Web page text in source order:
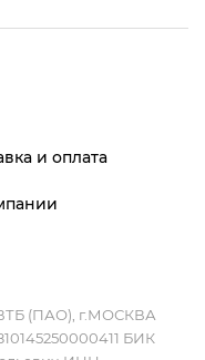
и оплата
(ПАО), г.МОСКВА
БИК